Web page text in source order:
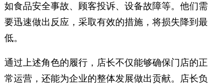
如食品安全事故、顾客投诉、设备故障等。他们需
要迅速做出反应，采取有效的措施，将损失降到最
低。
通过上述角色的履行，店长不仅能够确保门店的正
常运营，还能为企业的整体发展做出贡献。店长负